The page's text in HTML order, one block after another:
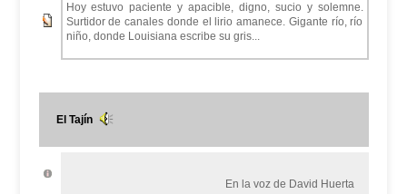
Hoy estuvo paciente y apacible, digno, sucio y solemne.
Surtidor de canales donde el lirio amanece. Gigante río, río
niño, donde Louisiana escribe su gris...
El Tajín
En la voz de David Huerta